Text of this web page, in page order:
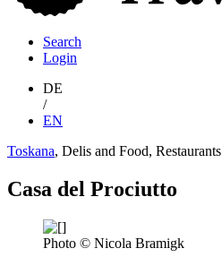
Search
Login
DE
/
EN
Toskana, Delis and Food, Restaurants
Casa del Prociutto
Photo © Nicola Bramigk